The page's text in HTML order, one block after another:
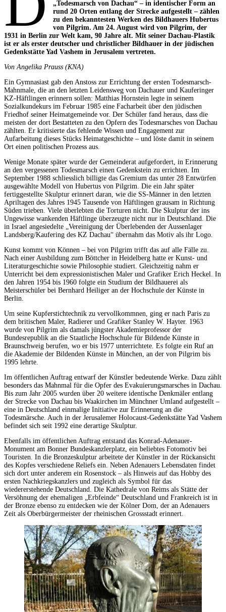
„Todesmarsch von Dachau“ – in identischer Form an
rund 20 Orten entlang der Strecke aufgestellt – zählen
zu den bekanntesten Werken des Bildhauers Hubertus
von Pilgrim. Am 24. August wird von Pilgrim, der
1931 in Berlin zur Welt kam, 90 Jahre alt. Mit seiner Dachau-Plastik
ist er als erster deutscher und christlicher Bildhauer in der jüdischen
Gedenkstätte Yad Vashem in Jerusalem vertreten.
Von Angelika Prauss (KNA)
Ein Gymnasiast gab den Anstoss zur Errichtung der ersten Todesmarsch-
Mahnmale, die an den letzten Leidensweg von Dachauer und Kauferinger
KZ-Häftlingen erinnern sollen: Matthias Hornstein legte in seinem
Sozialkundekurs im Februar 1985 eine Facharbeit über den jüdischen
Friedhof seiner Heimatgemeinde vor. Der Schüler fand heraus, dass die
meisten der dort Bestatteten zu den Opfern des Todesmarsches von Dachau
zählten. Er kritisierte das fehlende Wissen und Engagement zur
Aufarbeitung dieses Stücks Heimatgeschichte – und löste damit in seinem
Ort einen politischen Prozess aus.
Wenige Monate später wurde der Gemeinderat aufgefordert, in Erinnerung
an den vergessenen Todesmarsch einen Gedenkstein zu errichten. Im
September 1988 schliesslich billigte das Gremium das unter 28 Entwürfen
ausgewählte Modell von Hubertus von Pilgrim. Die ein Jahr später
fertiggestellte Skulptur erinnert daran, wie die SS-Männer in den letzten
Apriltagen des Jahres 1945 Tausende von Häftlingen grausam in Richtung
Süden trieben. Viele überlebten die Torturen nicht. Die Skulptur der ins
Ungewisse wankenden Häftlinge überzeugte nicht nur in Deutschland. Die
in Israel angesiedelte „Vereinigung der Überlebenden der Aussenlager
Landsberg/Kaufering des KZ Dachau“ übernahm das Motiv als ihr Logo.
Kunst kommt von Können – bei von Pilgrim trifft das auf alle Fälle zu.
Nach einer Ausbildung zum Böttcher in Heidelberg hatte er Kunst- und
Literaturgeschichte sowie Philosophie studiert. Gleichzeitig nahm er
Unterricht bei dem expressionistischen Maler und Grafiker Erich Heckel. In
den Jahren 1954 bis 1960 folgte ein Studium der Bildhauerei als
Meisterschüler bei Bernhard Heiliger an der Hochschule der Künste in
Berlin.
Um seine Kupferstichtechnik zu vervollkommnen, ging er nach Paris zu
dem britischen Maler, Radierer und Grafiker Stanley W. Hayter. 1963
wurde von Pilgrim als damals jüngster Akademieprofessor der
Bundesrepublik an die Staatliche Hochschule für Bildende Künste in
Braunschweig berufen, wo er bis 1977 unterrichtete. Es folgte ein Ruf an
die Akademie der Bildenden Künste in München, an der von Pilgrim bis
1995 lehrte.
Im öffentlichen Auftrag entwarf der Künstler bedeutende Werke. Dazu zählt
besonders das Mahnmal für die Opfer des Evakuierungsmarsches in Dachau.
Bis zum Jahr 2005 wurden über 20 weitere identische Denkmäler entlang
der Strecke von Dachau bis Waakirchen im Münchner Umland aufgestellt –
eine in Deutschland einmalige Initiative zur Erinnerung an die
Todesmärsche. Auch in der Jerusalemer Holocaust-Gedenkstätte Yad Vashem
befindet sich seit 1992 eine derartige Skulptur.
Ebenfalls im öffentlichen Auftrag entstand das Konrad-Adenauer-
Monument am Bonner Bundeskanzlerplatz, ein beliebtes Fotomotiv bei
Touristen. In die Bronzeskulptur arbeitete der Künstler in der Rückansicht
des Kopfes verschiedene Reliefs ein. Neben Adenauers Lebensdaten findet
sich dort unter anderem ein Rosenstock – als Hinweis auf das Hobby des
ersten Nachkriegskanzlers und zugleich als Symbol für das
wiedererstehende Deutschland. Die Kathedrale von Reims als Stätte der
Versöhnung der ehemaligen „Erbfeinde“ Deutschland und Frankreich ist in
der Bronze ebenso zu entdecken wie der Kölner Dom, der an Adenauers
Zeit als Oberbürgermeister der rheinischen Grossstadt erinnert.